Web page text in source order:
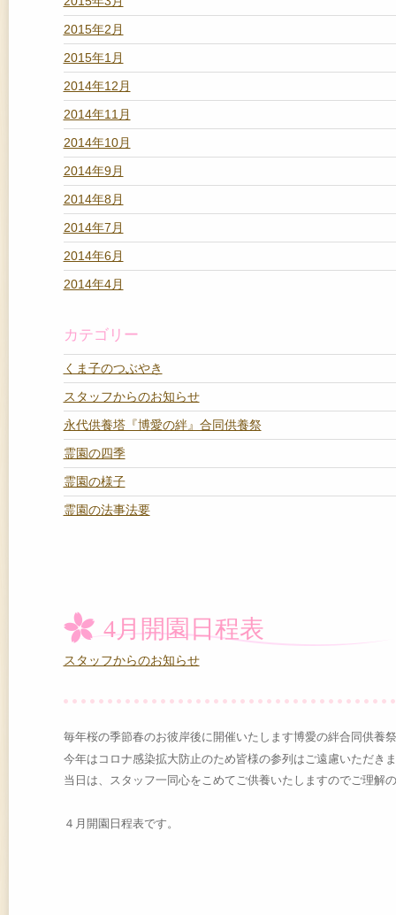
2015年2月
2015年1月
2014年12月
2014年11月
2014年10月
2014年9月
2014年8月
2014年7月
2014年6月
2014年4月
カテゴリー
くま子のつぶやき
スタッフからのお知らせ
永代供養塔『博愛の絆』合同供養祭
霊園の四季
霊園の様子
霊園の法事法要
4月開園日程表
スタッフからのお知らせ
毎年桜の季節春のお彼岸後に開催いたします博愛の絆合同供養
今年はコロナ感染拡大防止のため皆様の参列はご遠慮いただき
当日は、スタッフ一同心をこめてご供養いたしますのでご理解
４月開園日程表です。